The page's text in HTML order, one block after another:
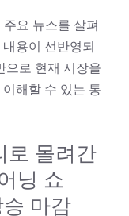
요 뉴스를 살펴
용이 선반영되
으로 현재 시장을
해할 수 있는 통
로 몰려간
닝 쇼
승 마감